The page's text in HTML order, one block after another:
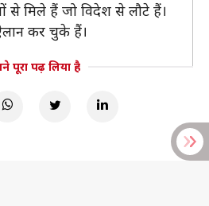
से मिले हैं जो विदेश से लौटे हैं।
कर चुके हैं।
पूरा पढ़ लिया है